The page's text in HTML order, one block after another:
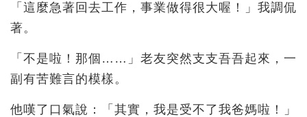
「這麼急著回去工作，事業做得很大喔！」我調侃
著。
「不是啦！那個……」老友突然支支吾吾起來，一
副有苦難言的模樣。
他嘆了口氣說：「其實，我是受不了我爸媽啦！」